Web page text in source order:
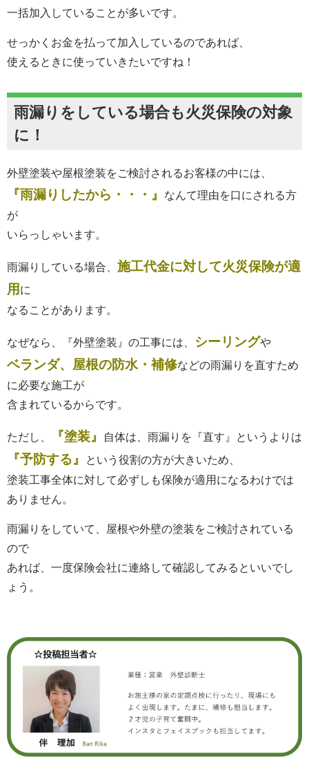
一括加入していることが多いです。
せっかくお金を払って加入しているのであれば、
使えるときに使っていきたいですね！
雨漏りをしている場合も火災保険の対象
に！
外壁塗装や屋根塗装をご検討されるお客様の中には、
『雨漏りしたから・・・』
なんて理由を口にされる方
が
いらっしゃいます。
雨漏りしている場合、 施工代金に対して火災保険が適
用 に
なることがあります。
なぜなら、『外壁塗装』の工事には、 シーリングや
ベランダ、屋根の防水・補修などの雨漏りを直すため
に必要な施工が
含まれているからです。
ただし、 『塗装』 自体は、雨漏りを『直す』というよりは
『予防する』
という役割の方が大きいため、
塗装工事全体に対して必ずしも保険が適用になるわけでは
ありません。
雨漏りをしていて、屋根や外壁の塗装をご検討されている
ので
あれば、一度保険会社に連絡して確認してみるといいでし
ょう。